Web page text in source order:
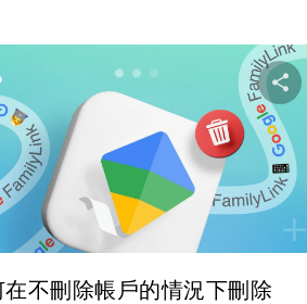
章
複製連接 推特
在不刪除帳戶的情況下刪除